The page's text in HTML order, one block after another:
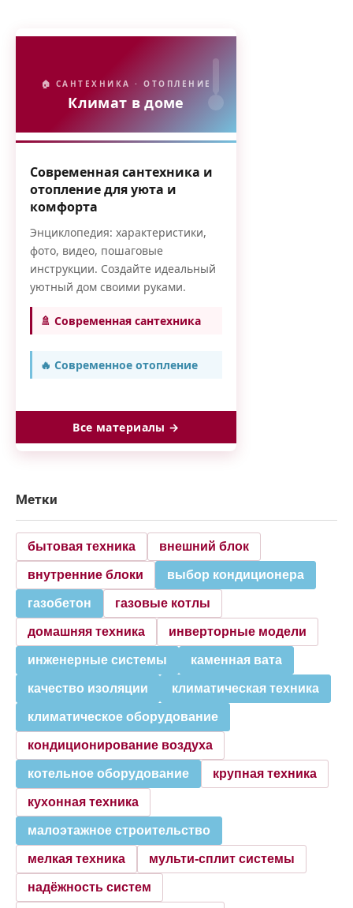
🏠 САНТЕХНИКА · ОТОПЛЕНИЕ
Климат в доме
Современная сантехника и
отопление для уюта и
комфорта
Энциклопедия: характеристики,
фото, видео, пошаговые
инструкции. Создайте идеальный
уютный дом своими руками.
🚿 Современная сантехника
🔥 Современное отопление
Все материалы →
Метки
бытовая техника внешний блок
внутренние блоки выбор кондиционера
газобетон газовые котлы
домашняя техника инверторные модели
инженерные системы каменная вата
качество изоляции климатическая техника
климатическое оборудование
кондиционирование воздуха
котельное оборудование крупная техника
кухонная техника
малоэтажное строительство
мелкая техника мульти-сплит системы
надёжность систем